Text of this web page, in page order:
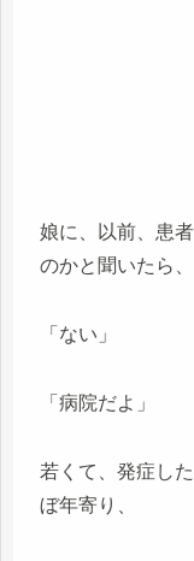
娘に、以前、患
のかと聞いたら、
「ない」
「病院だよ」
若くて、発症し
ぼ年寄り、